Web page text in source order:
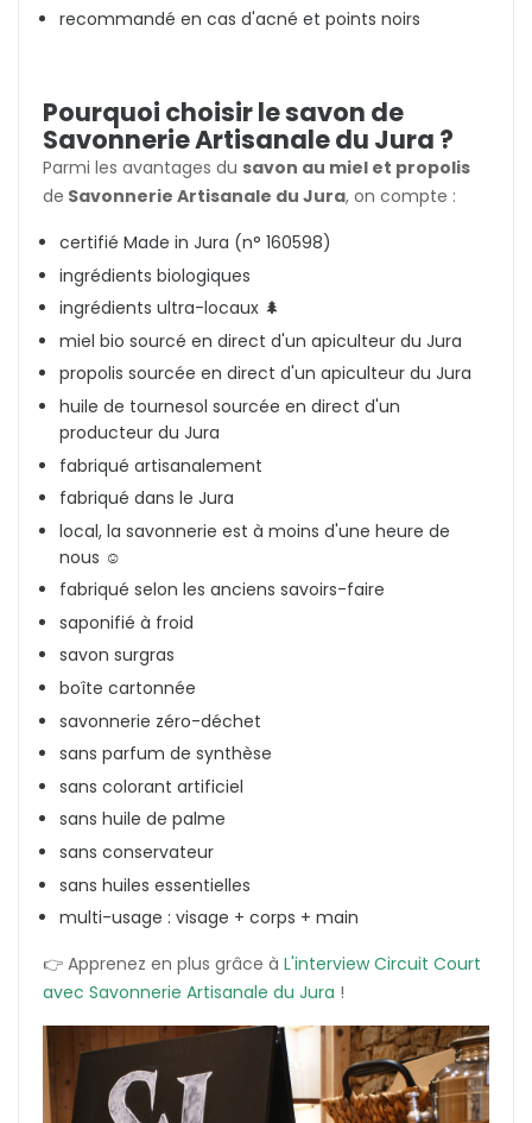
recommandé en cas d'acné et points noirs
Pourquoi choisir le savon de
Savonnerie Artisanale du Jura ?
Parmi les avantages du savon au miel et propolis
de Savonnerie Artisanale du Jura, on compte :
certifié Made in Jura (n° 160598)
ingrédients biologiques
ingrédients ultra-locaux 🌲
miel bio sourcé en direct d'un apiculteur du Jura
propolis sourcée en direct d'un apiculteur du Jura
huile de tournesol sourcée en direct d'un
producteur du Jura
fabriqué artisanalement
fabriqué dans le Jura
local, la savonnerie est à moins d'une heure de
nous ☺️
fabriqué selon les anciens savoirs-faire
saponifié à froid
savon surgras
boîte cartonnée
savonnerie zéro-déchet
sans parfum de synthèse
sans colorant artificiel
sans huile de palme
sans conservateur
sans huiles essentielles
multi-usage : visage + corps + main
👉 Apprenez en plus grâce à L'interview Circuit Court
avec Savonnerie Artisanale du Jura !